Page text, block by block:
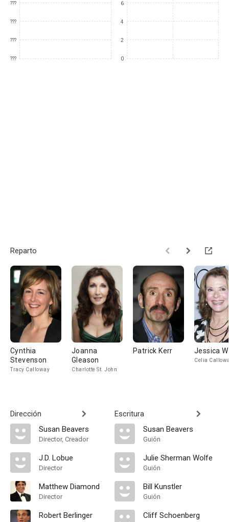
???
???
???
???
6
4
2
0
Reparto
Cynthia
Stevenson
Tracy Calloway
Joanna
Gleason
Charlotte St. John
Patrick Kerr Jessica
Celia
Dirección
Susan Beavers
Director, Creador
J.D. Lobue
Director
Matthew Diamond
Director
Robert Berlinger
Escritura
Susan Beavers
Guión
Julie Sherman Wolfe
Guión
Bill Kunstler
Guión
Cliff Schoenberg